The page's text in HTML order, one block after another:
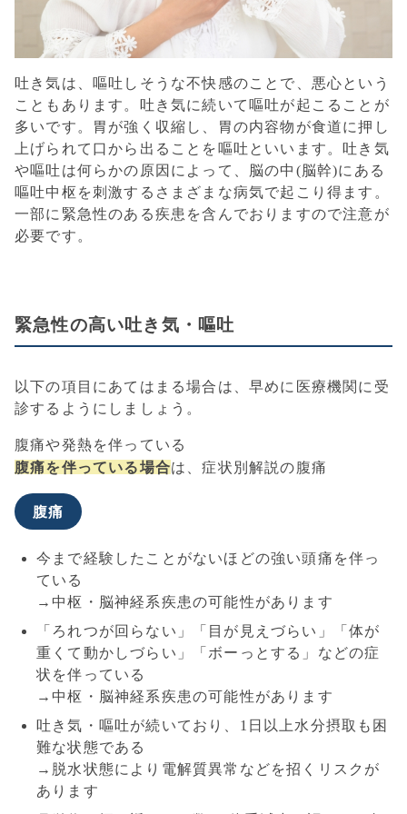
吐き気は、嘔吐しそうな不快感のことで、悪心という
こともあります。吐き気に続いて嘔吐が起こることが
多いです。胃が強く収縮し、胃の内容物が食道に押し
上げられて口から出ることを嘔吐といいます。吐き気
や嘔吐は何らかの原因によって、脳の中(脳幹)にある
嘔吐中枢を刺激するさまざまな病気で起こり得ます。
一部に緊急性のある疾患を含んでおりますので注意が
必要です。
緊急性の高い吐き気・嘔吐
以下の項目にあてはまる場合は、早めに医療機関に受
診するようにしましょう。
腹痛や発熱を伴っている
腹痛を伴っている場合は、症状別解説の腹痛
腹痛
今まで経験したことがないほどの強い頭痛を伴っ
ている
→中枢・脳神経系疾患の可能性があります
「ろれつが回らない」「目が見えづらい」「体が
重くて動かしづらい」「ボーっとする」などの症
状を伴っている
→中枢・脳神経系疾患の可能性があります
吐き気・嘔吐が続いており、1日以上水分摂取も困
難な状態である
→脱水状態により電解質異常などを招くリスクが
あります